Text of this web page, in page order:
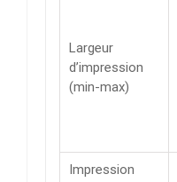
Largeur
d’impression
(min-max)
Impression